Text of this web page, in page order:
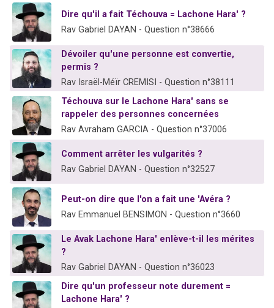
3 personnes viennent de nous rejoindre sur WhatsApp
2 nouvelles musiques dans Torah-Box Music
8 personnes viennent de faire un don pour Tsédaka : pauvres d'Israel
Dire qu'il a fait Téchouva = Lachone Hara' ?
Rav Gabriel DAYAN - Question n°38666
Dévoiler qu'une personne est convertie,
permis ?
Rav Israël-Méïr CREMISI - Question n°38111
Téchouva sur le Lachone Hara' sans se
rappeler des personnes concernées
Rav Avraham GARCIA - Question n°37006
Comment arrêter les vulgarités ?
Rav Gabriel DAYAN - Question n°32527
Peut-on dire que l'on a fait une 'Avéra ?
Rav Emmanuel BENSIMON - Question n°3660
Le Avak Lachone Hara' enlève-t-il les mérites
?
Rav Gabriel DAYAN - Question n°36023
Dire qu'un professeur note durement =
Lachone Hara' ?